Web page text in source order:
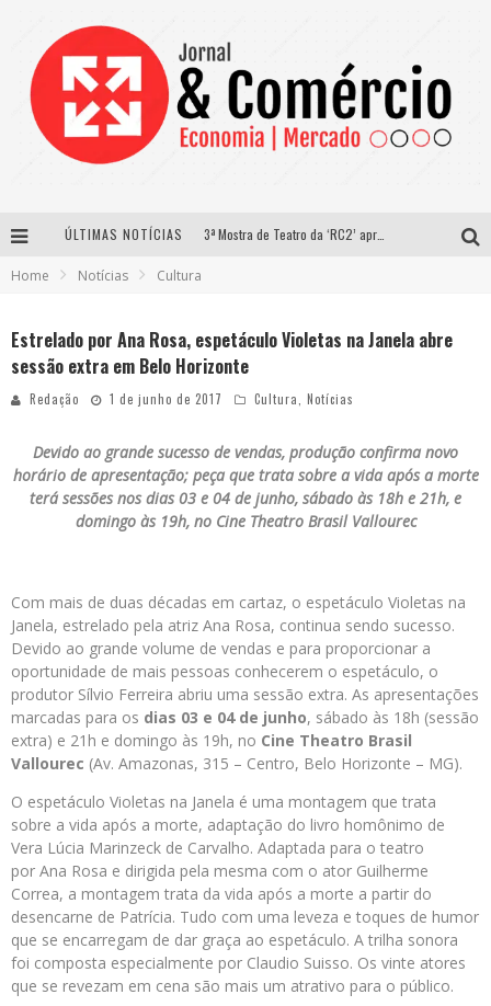
ÚLTIMAS NOTÍCIAS 3ª Mostra de Teatro da ‘RC2’ apresenta ‘seis espetáculos’ imperdíveis para o público ‘infantil e adulto’ assistir no conforto de casa pelo canal do Youtube
Home Notícias Cultura
Estrelado por Ana Rosa, espetáculo Violetas na Janela abre
sessão extra em Belo Horizonte
Redação 1 de junho de 2017 Cultura Notícias
Devido ao grande sucesso de vendas, produção confirma novo
horário de apresentação; peça que trata sobre a vida após a morte
terá sessões nos dias 03 e 04 de junho, sábado às 18h e 21h, e
domingo às 19h, no Cine Theatro Brasil Vallourec
Com mais de duas décadas em cartaz, o espetáculo Violetas na
Janela, estrelado pela atriz Ana Rosa, continua sendo sucesso.
Devido ao grande volume de vendas e para proporcionar a
oportunidade de mais pessoas conhecerem o espetáculo, o
produtor Sílvio Ferreira abriu uma sessão extra. As apresentações
marcadas para os dias 03 e 04 de junho, sábado às 18h (sessão
extra) e 21h e domingo às 19h, no Cine Theatro Brasil
Vallourec (Av. Amazonas, 315 – Centro, Belo Horizonte – MG).
O espetáculo Violetas na Janela é uma montagem que trata
sobre a vida após a morte, adaptação do livro homônimo de
Vera Lúcia Marinzeck de Carvalho. Adaptada para o teatro
por Ana Rosa e dirigida pela mesma com o ator Guilherme
Correa, a montagem trata da vida após a morte a partir do
desencarne de Patrícia. Tudo com uma leveza e toques de humor
que se encarregam de dar graça ao espetáculo. A trilha sonora
foi composta especialmente por Claudio Suisso. Os vinte atores
que se revezam em cena são mais um atrativo para o público.